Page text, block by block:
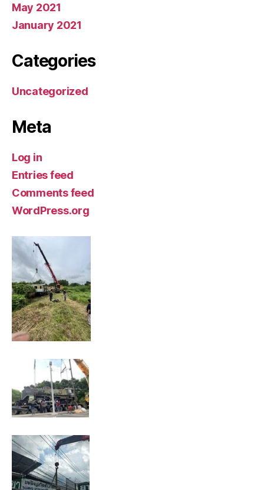
May 2021
January 2021
Categories
Uncategorized
Meta
Log in
Entries feed
Comments feed
WordPress.org